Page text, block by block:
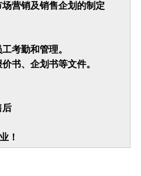
营销及销售企划的制定
考勤和管理。
书、企划书等文件。
后
！